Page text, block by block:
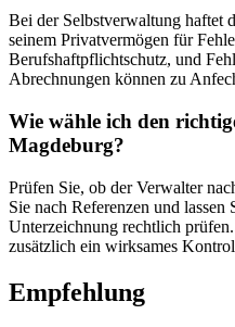
Bei der Selbstverwaltung haftet
seinem Privatvermögen für
Berufshaftpflichtschutz, und
Abrechnungen können zu
Wie wähle ich den
Magdeburg?
Prüfen Sie, ob der Verwalter
Sie nach Referenzen und
Unterzeichnung rechtlich
zusätzlich ein wirksames
Empfehlung